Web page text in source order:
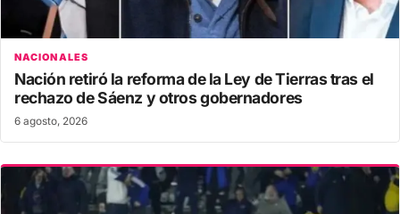
NACIONALES
Nación retiró la reforma de la Ley de Tierras tras el
rechazo de Sáenz y otros gobernadores
6 agosto, 2026